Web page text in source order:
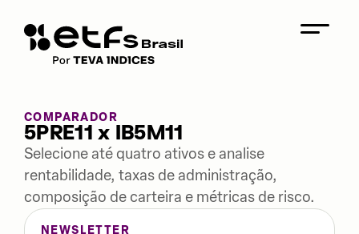
COMPARADOR
5PRE11 x IB5M11
Selecione até quatro ativos e analise
rentabilidade, taxas de administração,
composição de carteira e métricas de risco.
NEWSLETTER